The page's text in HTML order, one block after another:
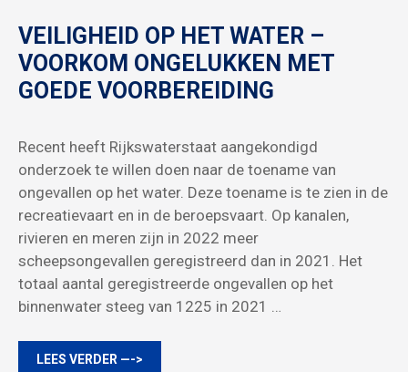
VEILIGHEID OP HET WATER –
VOORKOM ONGELUKKEN MET
GOEDE VOORBEREIDING
Recent heeft Rijkswaterstaat aangekondigd
onderzoek te willen doen naar de toename van
ongevallen op het water. Deze toename is te zien in de
recreatievaart en in de beroepsvaart. Op kanalen,
rivieren en meren zijn in 2022 meer
scheepsongevallen geregistreerd dan in 2021. Het
totaal aantal geregistreerde ongevallen op het
binnenwater steeg van 1225 in 2021 …
LEES VERDER —->